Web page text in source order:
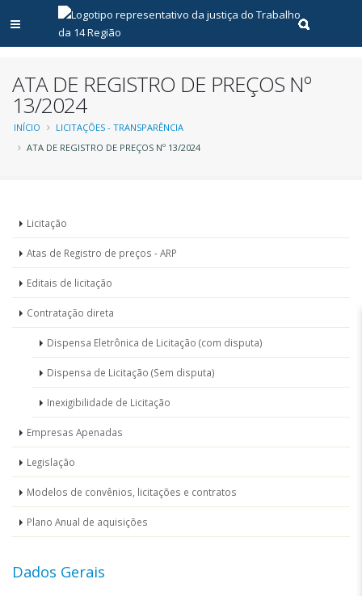
Abrir menu principal
Realizar
ATA DE REGISTRO DE PREÇOS Nº
13/2024
Trilha
INÍCIO
LICITAÇÕES - TRANSPARÊNCIA
ATA DE REGISTRO DE PREÇOS Nº 13/2024
Menu
Licitações
Licitação
Atas de Registro de preços - ARP
Editais de licitação
Contratação direta
Dispensa Eletrônica de Licitação (com disputa)
Dispensa de Licitação (Sem disputa)
Inexigibilidade de Licitação
Empresas Apenadas
Legislação
Modelos de convênios, licitações e contratos
Plano Anual de aquisições
Dados Gerais